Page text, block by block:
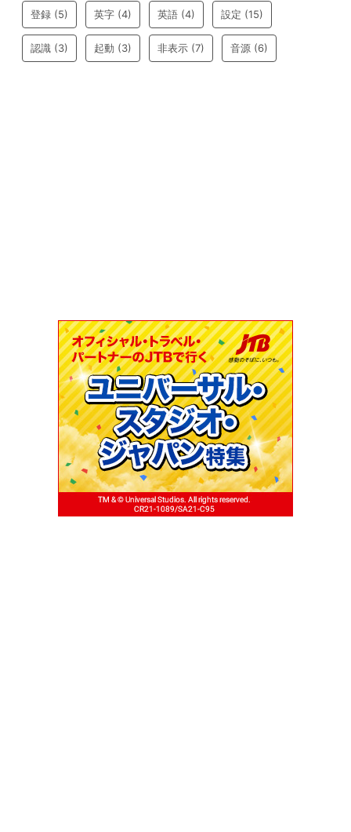
登録 (5) 英字 (4) 英語 (4) 設定 (15)
認識 (3) 起動 (3) 非表示 (7) 音源 (6)